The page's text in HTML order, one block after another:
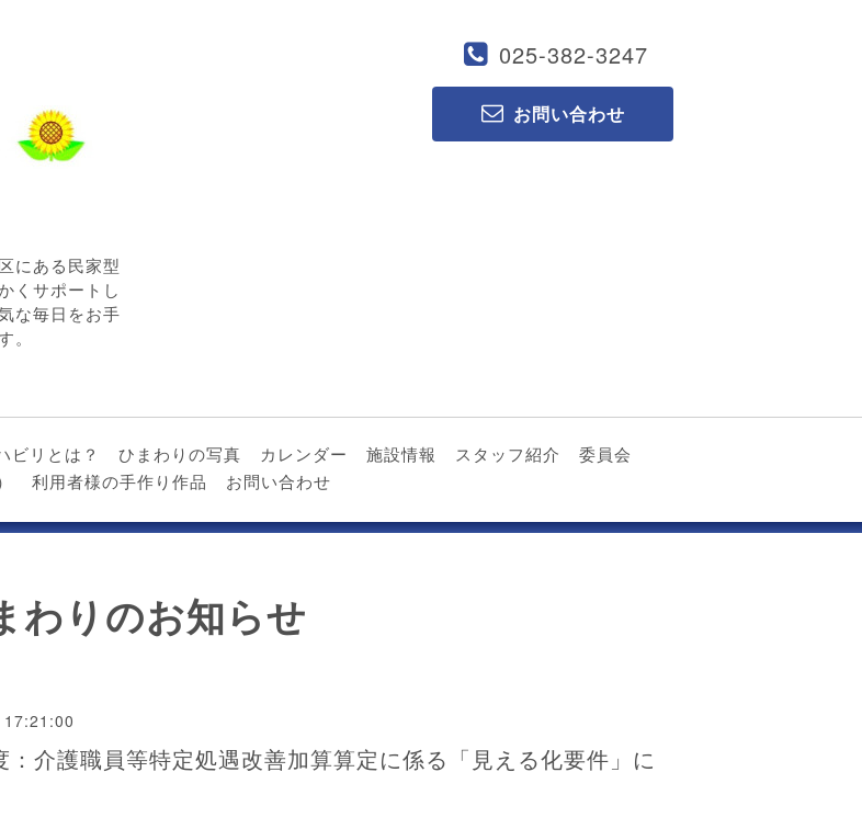
025-382-3247
お問い合わせ
にある民家型
くサポートし
な毎日をお手
。
ビリとは？ ひまわりの写真 カレンダー 施設情報 スタッフ紹介
委員会
利用者様の手作り作品 お問い合わせ
わりのお知らせ
：介護職員等特定処遇改善加算算定に係る「見える化要件」に